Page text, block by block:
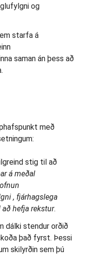
og
starfa á
saman án þess að
með
stig til að
á meðal
, fjárhagslega
hefja rekstur.
dálki stendur orðið
það fyrst. Þessi
skilyrðin sem þú